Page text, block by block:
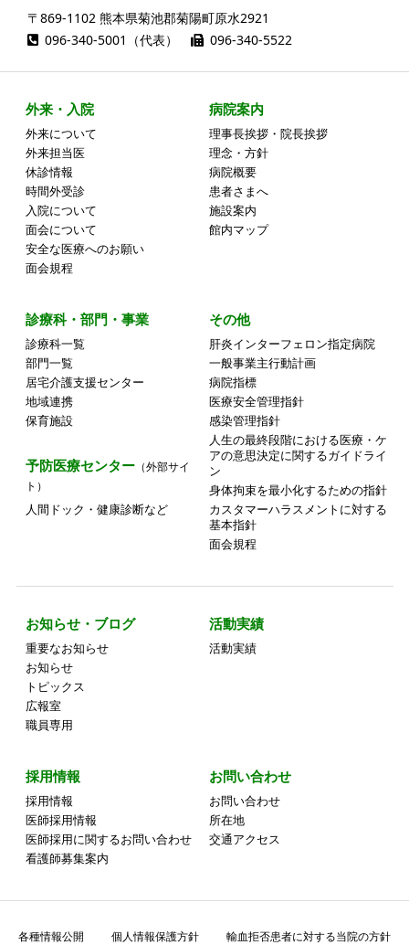
〒869-1102 熊本県菊池郡菊陽町原水2921
096-340-5001（代表）
096-340-5522
外来・入院
外来について
外来担当医
休診情報
時間外受診
入院について
面会について
安全な医療へのお願い
面会規程
病院案内
理事長挨拶・院長挨拶
理念・方針
病院概要
患者さまへ
施設案内
館内マップ
診療科・部門・事業
診療科一覧
部門一覧
居宅介護支援センター
地域連携
保育施設
予防医療センター（外部サイ
ト）
人間ドック・健康診断など
その他
肝炎インターフェロン指定病院
一般事業主行動計画
病院指標
医療安全管理指針
感染管理指針
人生の最終段階における医療・ケ
アの意思決定に関するガイドライ
ン
身体拘束を最小化するための指針
カスタマーハラスメントに対する
基本指針
面会規程
お知らせ・ブログ
重要なお知らせ
お知らせ
トピックス
広報室
職員専用
活動実績
活動実績
採用情報
採用情報
医師採用情報
医師採用に関するお問い合わせ
看護師募集案内
お問い合わせ
お問い合わせ
所在地
交通アクセス
各種情報公開 個人情報保護方針 輸血拒否患者に対する当院の方針